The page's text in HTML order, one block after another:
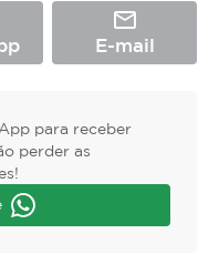
mail_outline
E-mail
para receber
perder as